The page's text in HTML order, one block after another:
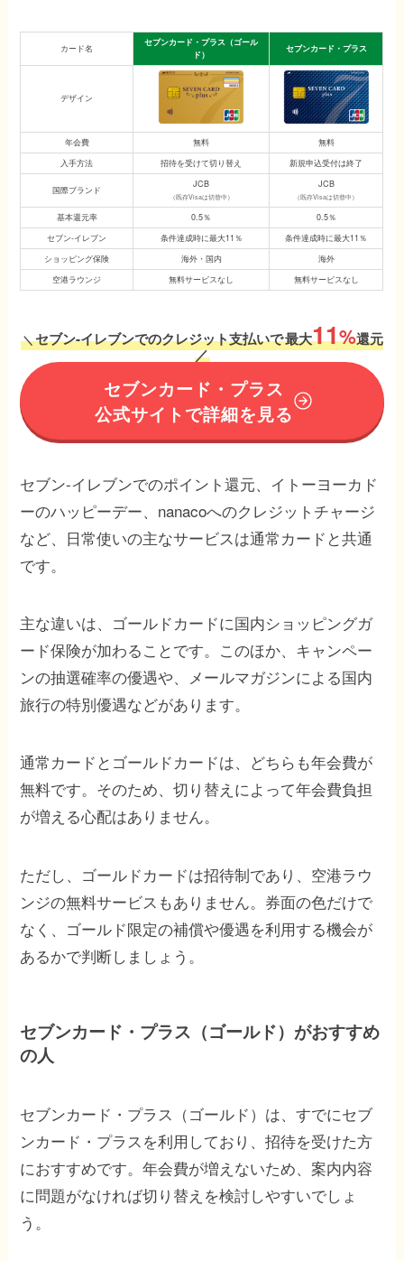
カード名
セブンカード・プラス（ゴール
ド）
セブンカード・プラス
デザイン
年会費 無料
無料
入手方法
招待を受けて切り替え 新規申込受付は終了
国際ブランド
JCB
（既存Visaは切替中）
JCB
（既存Visaは切替中）
基本還元率 0.5％
0.5％
セブン-イレブン
条件達成時に最大11％
条件達成時に最大11％
ショッピング保険
海外・国内
海外
空港ラウンジ
無料サービスなし 無料サービスなし
＼セブン-イレブンでのクレジット支払いで最大11%還元
／
セブンカード・プラス
公式サイトで詳細を見る
セブン-イレブンでのポイント還元、イトーヨーカド
ーのハッピーデー、nanacoへのクレジットチャージ
など、日常使いの主なサービスは通常カードと共通
です。
主な違いは、ゴールドカードに国内ショッピングガ
ード保険が加わることです。このほか、キャンペー
ンの抽選確率の優遇や、メールマガジンによる国内
旅行の特別優遇などがあります。
通常カードとゴールドカードは、どちらも年会費が
無料です。そのため、切り替えによって年会費負担
が増える心配はありません。
ただし、ゴールドカードは招待制であり、空港ラウ
ンジの無料サービスもありません。券面の色だけで
なく、ゴールド限定の補償や優遇を利用する機会が
あるかで判断しましょう。
セブンカード・プラス（ゴールド）がおすすめ
の人
セブンカード・プラス（ゴールド）は、すでにセブ
ンカード・プラスを利用しており、招待を受けた方
におすすめです。年会費が増えないため、案内内容
に問題がなければ切り替えを検討しやすいでしょ
う。